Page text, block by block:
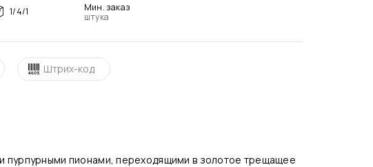
1/4/1
Мин. заказ
штука
Штрих-код
пурпурными пионами, переходящими в золотое трещащее